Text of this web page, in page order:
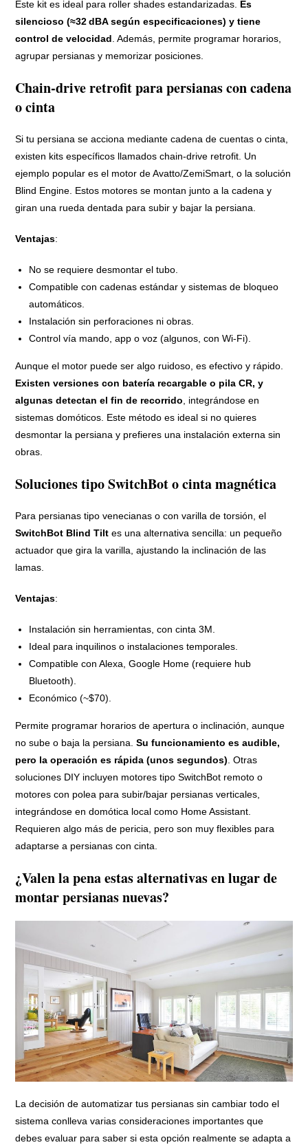
Este kit es ideal para roller shades estandarizadas. Es
silencioso (≈32 dBA según especificaciones) y tiene
control de velocidad. Además, permite programar horarios,
agrupar persianas y memorizar posiciones.
Chain‑drive retrofit para persianas con cadena
o cinta
Si tu persiana se acciona mediante cadena de cuentas o cinta,
existen kits específicos llamados chain‑drive retrofit. Un
ejemplo popular es el motor de Avatto/ZemiSmart, o la solución
Blind Engine. Estos motores se montan junto a la cadena y
giran una rueda dentada para subir y bajar la persiana.
Ventajas:
No se requiere desmontar el tubo.
Compatible con cadenas estándar y sistemas de bloqueo
automáticos.
Instalación sin perforaciones ni obras.
Control vía mando, app o voz (algunos, con Wi‑Fi).
Aunque el motor puede ser algo ruidoso, es efectivo y rápido.
Existen versiones con batería recargable o pila CR, y
algunas detectan el fin de recorrido, integrándose en
sistemas domóticos. Este método es ideal si no quieres
desmontar la persiana y prefieres una instalación externa sin
obras.
Soluciones tipo SwitchBot o cinta magnética
Para persianas tipo venecianas o con varilla de torsión, el
SwitchBot Blind Tilt es una alternativa sencilla: un pequeño
actuador que gira la varilla, ajustando la inclinación de las
lamas.
Ventajas:
Instalación sin herramientas, con cinta 3M.
Ideal para inquilinos o instalaciones temporales.
Compatible con Alexa, Google Home (requiere hub
Bluetooth).
Económico (~$70).
Permite programar horarios de apertura o inclinación, aunque
no sube o baja la persiana.Su funcionamiento es audible,
pero la operación es rápida (unos segundos). Otras
soluciones DIY incluyen motores tipo SwitchBot remoto o
motores con polea para subir/bajar persianas verticales,
integrándose en domótica local como Home Assistant.
Requieren algo más de pericia, pero son muy flexibles para
adaptarse a persianas con cinta.
¿Valen la pena estas alternativas en lugar de
montar persianas nuevas?
La decisión de automatizar tus persianas sin cambiar todo el
sistema conlleva varias consideraciones importantes que
debes evaluar para saber si esta opción realmente se adapta a